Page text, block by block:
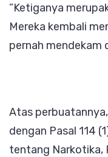
​”Ketiganya
Mereka kembali
pernah mendekam
​Atas
dengan ​Pasal 114
tentang Narkotika,